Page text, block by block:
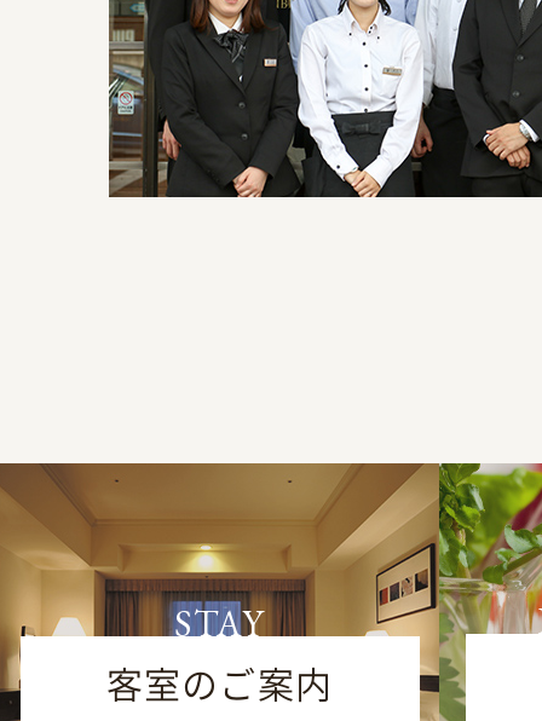
STAY
客室のご案内